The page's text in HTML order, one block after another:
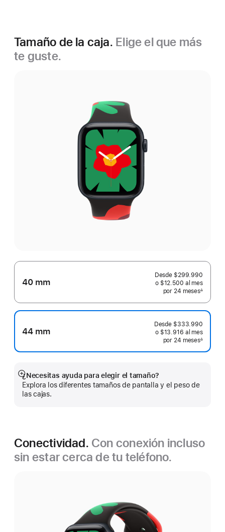
Tamaño de la caja. Elige el que más
te guste.
40 mm
Desde $299.990
o $12.500 al mes
por 24 mesesmeses
Nota a pie de página
∆
44 mm
Desde $333.990
o $13.916 al mes
por 24 mesesmeses
Nota a pie de página
∆
¿Necesitas ayuda para elegir el tamaño?
Explora los diferentes tamaños de pantalla y el peso de
las cajas.
Mostrar
más
Conectividad. Con conexión incluso
sin estar cerca de tu teléfono.